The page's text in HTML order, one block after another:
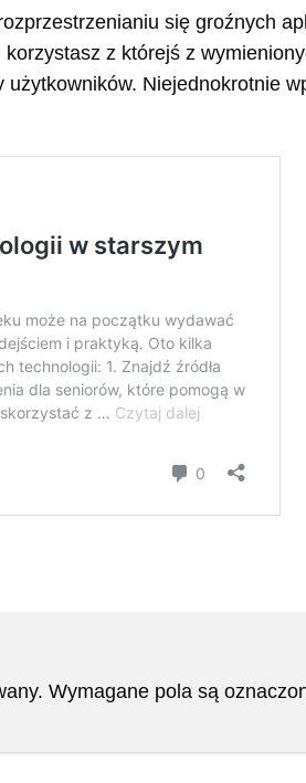
się groźnych
z którejś z
Niejednokrotnie
Wymagane pola są